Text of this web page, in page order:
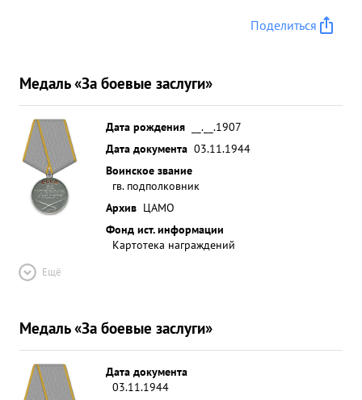
Поделиться
Медаль «За боевые заслуги»
Дата рождения
__.__.1907
Дата документа 03.11.1944
Воинское звание
гв. подполковник
Архив ЦАМО
Фонд ист. информации
Картотека награждений
Ещё
Медаль «За боевые заслуги»
Дата документа
03.11.1944